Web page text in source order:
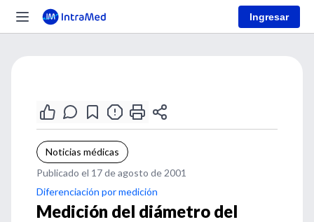
Ingresar
Noticias médicas
Publicado el 17 de agosto de 2001
Diferenciación por medición
Medición del diámetro del